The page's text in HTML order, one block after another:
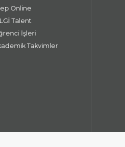
Online
Talent
İşleri
Takvimler